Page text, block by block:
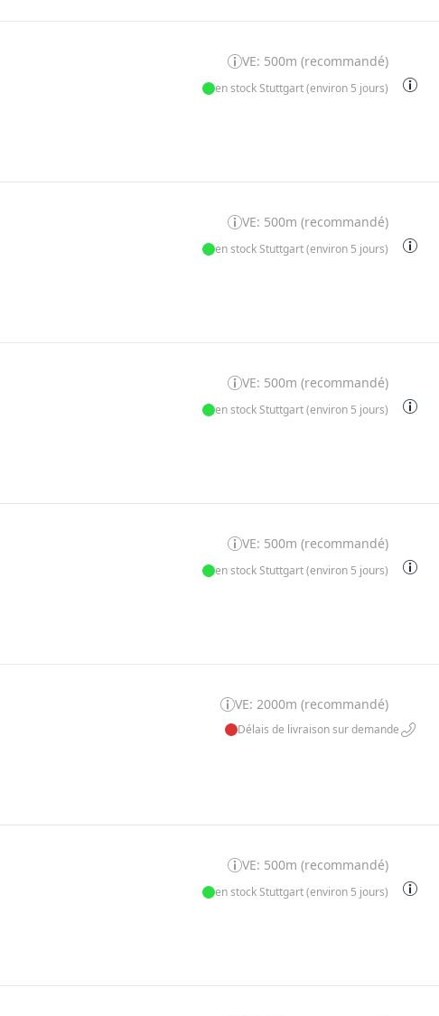
VE: 500m (recommandé)
en stock Stuttgart (environ 5 jours)
VE: 500m (recommandé)
en stock Stuttgart (environ 5 jours)
VE: 500m (recommandé)
en stock Stuttgart (environ 5 jours)
VE: 500m (recommandé)
en stock Stuttgart (environ 5 jours)
VE: 2000m (recommandé)
Délais de livraison sur demande
VE: 500m (recommandé)
en stock Stuttgart (environ 5 jours)